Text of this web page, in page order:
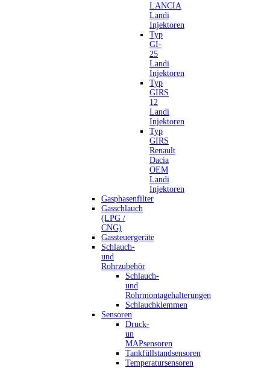
LANCIA
Landi
Injektoren
Typ
GI-
25
Landi
Injektoren
Typ
GIRS
12
Landi
Injektoren
Typ
GIRS
Renault
Dacia
OEM
Landi
Injektoren
Gasphasenfilter
Gasschlauch
(LPG /
CNG)
Gassteuergeräte
Schlauch-
und
Rohrzubehör
Schlauch-
und
Rohrmontagehalterungen
Schlauchklemmen
Sensoren
Druck-
un
MAPsensoren
Tankfüllstandsensoren
Temperatursensoren